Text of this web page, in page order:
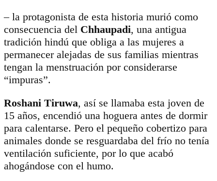
– la protagonista de esta historia murió como
consecuencia del Chhaupadi, una antigua
tradición hindú que obliga a las mujeres a
permanecer alejadas de sus familias mientras
tengan la menstruación por considerarse
“impuras”.
Roshani Tiruwa, así se llamaba esta joven de
15 años, encendió una hoguera antes de dormir
para calentarse. Pero el pequeño cobertizo para
animales donde se resguardaba del frío no tenía
ventilación suficiente, por lo que acabó
ahogándose con el humo.